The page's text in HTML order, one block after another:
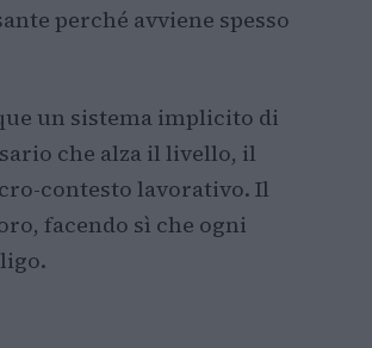
perché avviene spesso
un sistema implicito di
che alza il livello, il
contesto lavorativo. Il
facendo sì che ogni